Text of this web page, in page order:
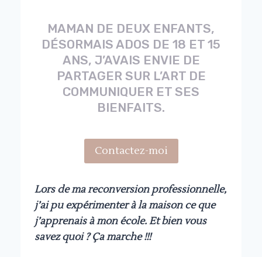
MAMAN DE DEUX ENFANTS,
DÉSORMAIS ADOS DE 18 ET 15
ANS, J’AVAIS ENVIE DE
PARTAGER SUR L’ART DE
COMMUNIQUER ET SES
BIENFAITS.
Contactez-moi
Lors de ma reconversion professionnelle,
j’ai pu expérimenter à la maison ce que
j’apprenais à mon école. Et bien vous
savez quoi ? Ça marche !!!